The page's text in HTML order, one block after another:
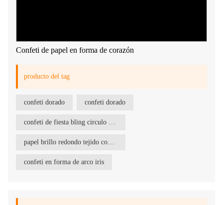
Confeti de papel en forma de corazón
producto del tag
confeti dorado confeti dorado
confeti en forma de arco iris